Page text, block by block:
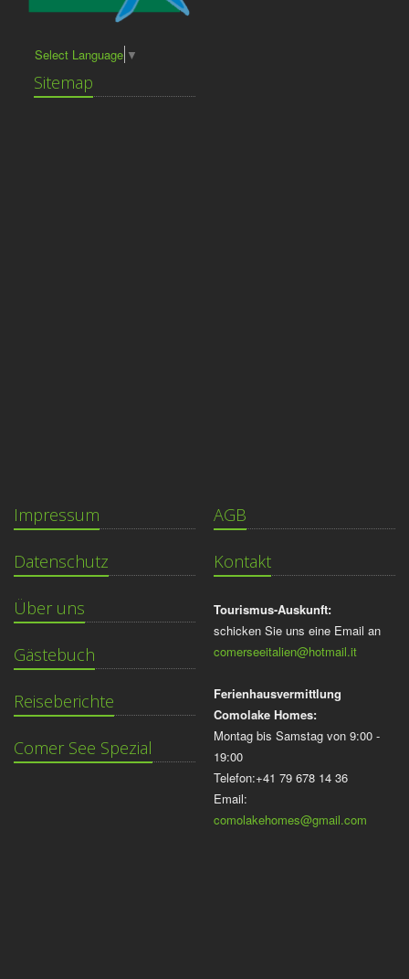
Select Language ▼
Sitemap
Impressum
Datenschutz
Über uns
Gästebuch
Reiseberichte
Comer See Spezial
AGB
Kontakt
Tourismus-Auskunft:
schicken Sie uns eine Email an
comerseeitalien@hotmail.it
Ferienhausvermittlung
Comolake Homes:
Montag bis Samstag von 9:00 -
19:00
Telefon:+41 79 678 14 36
Email:
comolakehomes@gmail.com